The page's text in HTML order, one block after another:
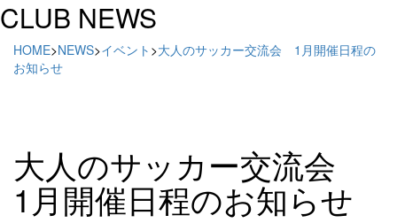
CLUB NEWS
HOME>NEWS>イベント >大人のサッカー交流会 1月開催日程の
お知らせ
大人のサッカー交流会
1月開催日程のお知らせ